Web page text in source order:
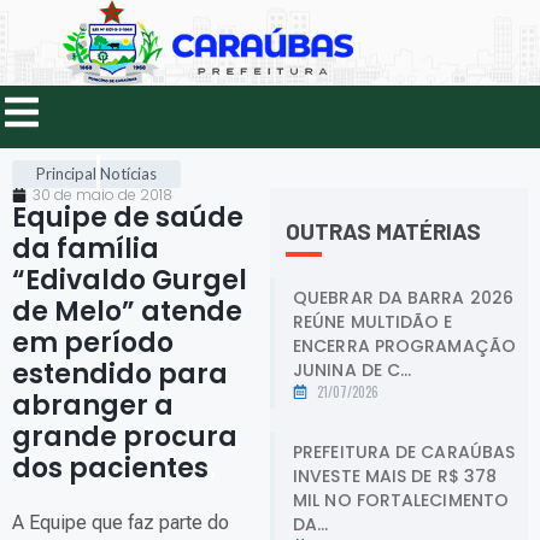
Principal Notícias
30 de maio de 2018
Equipe de saúde
da família
“Edivaldo Gurgel
de Melo” atende
em período
estendido para
abranger a
grande procura
dos pacientes
A Equipe que faz parte do
OUTRAS MATÉRIAS
QUEBRAR DA BARRA 2026
REÚNE MULTIDÃO E
ENCERRA PROGRAMAÇÃO
JUNINA DE C...
21/07/2026
PREFEITURA DE CARAÚBAS
INVESTE MAIS DE R$ 378
MIL NO FORTALECIMENTO
DA...